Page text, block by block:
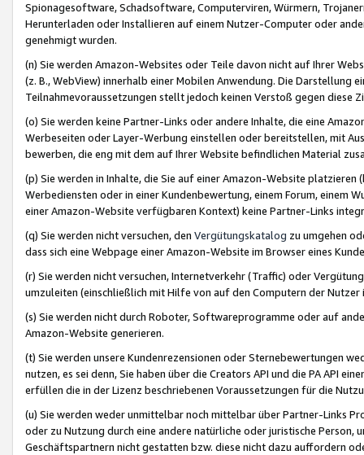
Spionagesoftware, Schadsoftware, Computerviren, Würmern,
Herunterladen oder Installieren auf einem Nutzer-Computer oder
genehmigt wurden.
(n) Sie werden Amazon-Websites oder Teile davon nicht auf Ihrer
(z. B., WebView) innerhalb einer Mobilen Anwendung. Die Darstellung
Teilnahmevoraussetzungen stellt jedoch keinen Verstoß gegen diese
(o) Sie werden keine Partner-Links oder andere Inhalte, die eine
Werbeseiten oder Layer-Werbung einstellen oder bereitstellen, mit
bewerben, die eng mit dem auf Ihrer Website befindlichen Material
(p) Sie werden in Inhalte, die Sie auf einer Amazon-Website
Werbediensten oder in einer Kundenbewertung, einem Forum, einem
einer Amazon-Website verfügbaren Kontext) keine Partner-Links
(q) Sie werden nicht versuchen, den Vergütungskatalog zu umgehen
dass sich eine Webpage einer Amazon-Website im Browser eines
(r) Sie werden nicht versuchen, Internetverkehr (Traffic) oder
umzuleiten (einschließlich mit Hilfe von auf den Computern der
(s) Sie werden nicht durch Roboter, Softwareprogramme oder auf
Amazon-Website generieren.
(t) Sie werden unsere Kundenrezensionen oder Sternebewertungen
nutzen, es sei denn, Sie haben über die Creators API und die PA API
erfüllen die in der Lizenz beschriebenen Voraussetzungen für die
(u) Sie werden weder unmittelbar noch mittelbar über Partner-Links
oder zu Nutzung durch eine andere natürliche oder juristische
Geschäftspartnern nicht gestatten bzw. diese nicht dazu auffordern